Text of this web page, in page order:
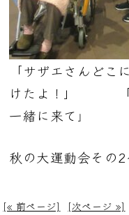
「サザエさん
けたよ！」 「あ
一緒に来て 」
秋の大運動会その2
[« 前ページ] [次ページ »]